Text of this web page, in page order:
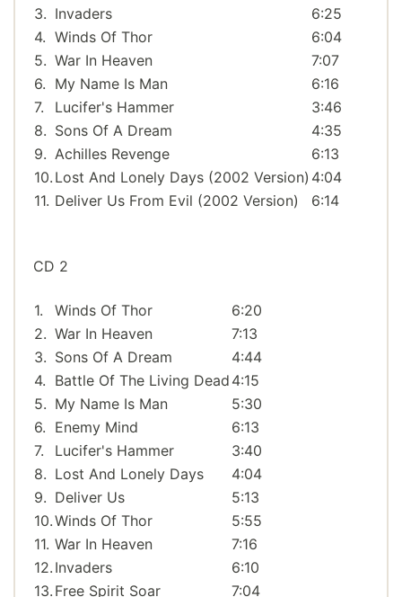
3. Invaders
6:25
4. Winds Of Thor
6:04
5. War In Heaven
7:07
6. My Name Is Man
6:16
7.
Lucifer's Hammer
3:46
8. Sons Of A Dream
4:35
9. Achilles Revenge
6:13
10. Lost And Lonely Days (2002 Version) 4:04
11. Deliver Us From Evil (2002 Version) 6:14
CD 2
1. Winds Of Thor
6:20
2. War In Heaven
7:13
3. Sons Of A Dream
4:44
4. Battle Of The Living Dead 4:15
5. My Name Is Man
5:30
6. Enemy Mind
6:13
7.
Lucifer's Hammer
3:40
8. Lost And Lonely Days
4:04
9. Deliver Us
5:13
10.Winds Of Thor
5:55
11. War In Heaven
7:16
12. Invaders
6:10
13. Free Spirit Soar
7:04